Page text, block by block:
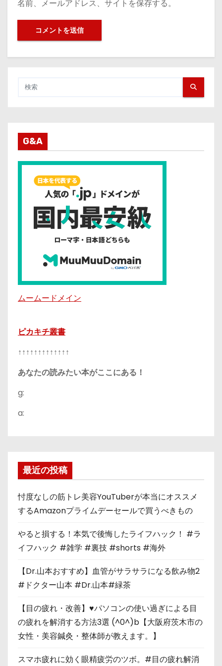
名前、メールアドレス、サイトを保存する。
G&A
ムームードメイン
ピカキチ叢書
↑↑↑↑↑↑↑↑↑↑↑↑↑
あなたの読みたい本がここにある！
g:
a:
最近の投稿
忖度なしの筋トレ美容YouTuberが本当にオススメ
するAmazonプライムデーセールで買うべきもの
やると損する！本気で後悔したライフハック！ #ラ
イフハック #雑学 #裏技 #shorts #海外
【Dr.山本おすすめ】血管がサラサラになる飲み物2
#ドクター山本 #Dr.山本#緑茶
【目の疲れ・改善】♥パソコンの使い過ぎによる目
の疲れを解消する方法3選 (^0^)b【大阪府茨木市の
女性・美容鍼灸・整体師が教えます。】
スマホ疲れに効く眼精疲労のツボ。#目の疲れ解消